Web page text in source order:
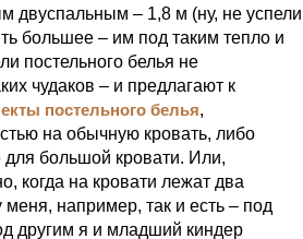
двуспальным – 1,8 м (ну, не успели
большее – им под таким тепло и
постельного белья не
чудаков – и предлагают к
постельного белья,
на обычную кровать, либо
большой кровати. Или,
когда на кровати лежат два
например, так и есть – под
другим я и младший киндер